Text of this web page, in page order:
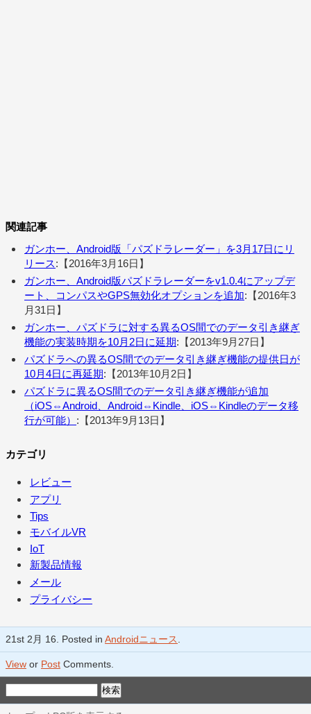
関連記事
ガンホー、Android版「パズドラレーダー」を3月17日にリ
リース:【2016年3月16日】
ガンホー、Android版パズドラレーダーをv1.0.4にアップデ
ート、コンパスやGPS無効化オプションを追加:【2016年3
月31日】
ガンホー、パズドラに対する異るOS間でのデータ引き継ぎ
機能の実装時期を10月2日に延期:【2013年9月27日】
パズドラへの異るOS間でのデータ引き継ぎ機能の提供日が
10月4日に再延期:【2013年10月2日】
パズドラに異るOS間でのデータ引き継ぎ機能が追加
（iOS⇔Android、Android⇔Kindle、iOS⇔Kindleのデータ移
行が可能） :【2013年9月13日】
カテゴリ
レビュー
アプリ
Tips
モバイルVR
IoT
新製品情報
メール
プライバシー
21st 2月 16. Posted in Androidニュース
View or Post Comments.